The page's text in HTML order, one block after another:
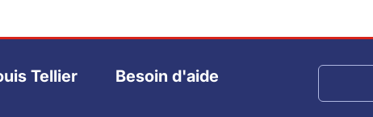
Tellier Besoin d'aide